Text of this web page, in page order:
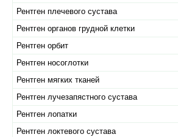
Рентген плечевого сустава
Рентген органов грудной клетки
Рентген орбит
Рентген носоглотки
Рентген мягких тканей
Рентген лучезапястного сустава
Рентген лопатки
Рентген локтевого сустава